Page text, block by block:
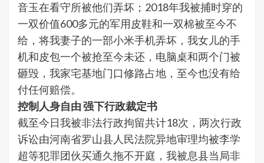
音玉在看守所被他们弄坏；2018年我被捕时穿的
一双价值600多元的军用皮鞋和一双棉被至今不
给，将我妻子的一部小米手机弄坏，我女儿的手
机和皮包一个被抢至今未还，电脑桌和两个门被
砸毁，我家宅基地门口修路占地，至今也没有给
付任何赔偿。
控制人身自由 强下行政裁定书
截至今日我被非法行政拘留共计18次，两次行政
诉讼由河南省罗山县人民法院异地审理均被李学
超等犯罪团伙买通久拖不开庭，我被息县当局非